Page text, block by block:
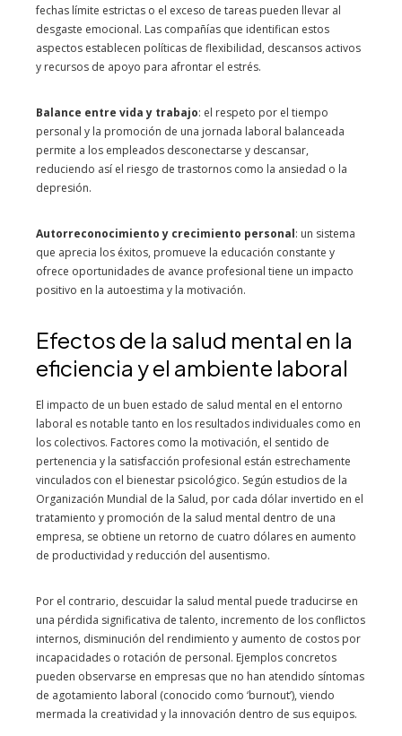
fechas límite estrictas o el exceso de tareas pueden llevar al
desgaste emocional. Las compañías que identifican estos
aspectos establecen políticas de flexibilidad, descansos activos
y recursos de apoyo para afrontar el estrés.
Balance entre vida y trabajo: el respeto por el tiempo
personal y la promoción de una jornada laboral balanceada
permite a los empleados desconectarse y descansar,
reduciendo así el riesgo de trastornos como la ansiedad o la
depresión.
Autorreconocimiento y crecimiento personal: un sistema
que aprecia los éxitos, promueve la educación constante y
ofrece oportunidades de avance profesional tiene un impacto
positivo en la autoestima y la motivación.
Efectos de la salud mental en la
eficiencia y el ambiente laboral
El impacto de un buen estado de salud mental en el entorno
laboral es notable tanto en los resultados individuales como en
los colectivos. Factores como la motivación, el sentido de
pertenencia y la satisfacción profesional están estrechamente
vinculados con el bienestar psicológico. Según estudios de la
Organización Mundial de la Salud, por cada dólar invertido en el
tratamiento y promoción de la salud mental dentro de una
empresa, se obtiene un retorno de cuatro dólares en aumento
de productividad y reducción del ausentismo.
Por el contrario, descuidar la salud mental puede traducirse en
una pérdida significativa de talento, incremento de los conflictos
internos, disminución del rendimiento y aumento de costos por
incapacidades o rotación de personal. Ejemplos concretos
pueden observarse en empresas que no han atendido síntomas
de agotamiento laboral (conocido como ‘burnout’), viendo
mermada la creatividad y la innovación dentro de sus equipos.